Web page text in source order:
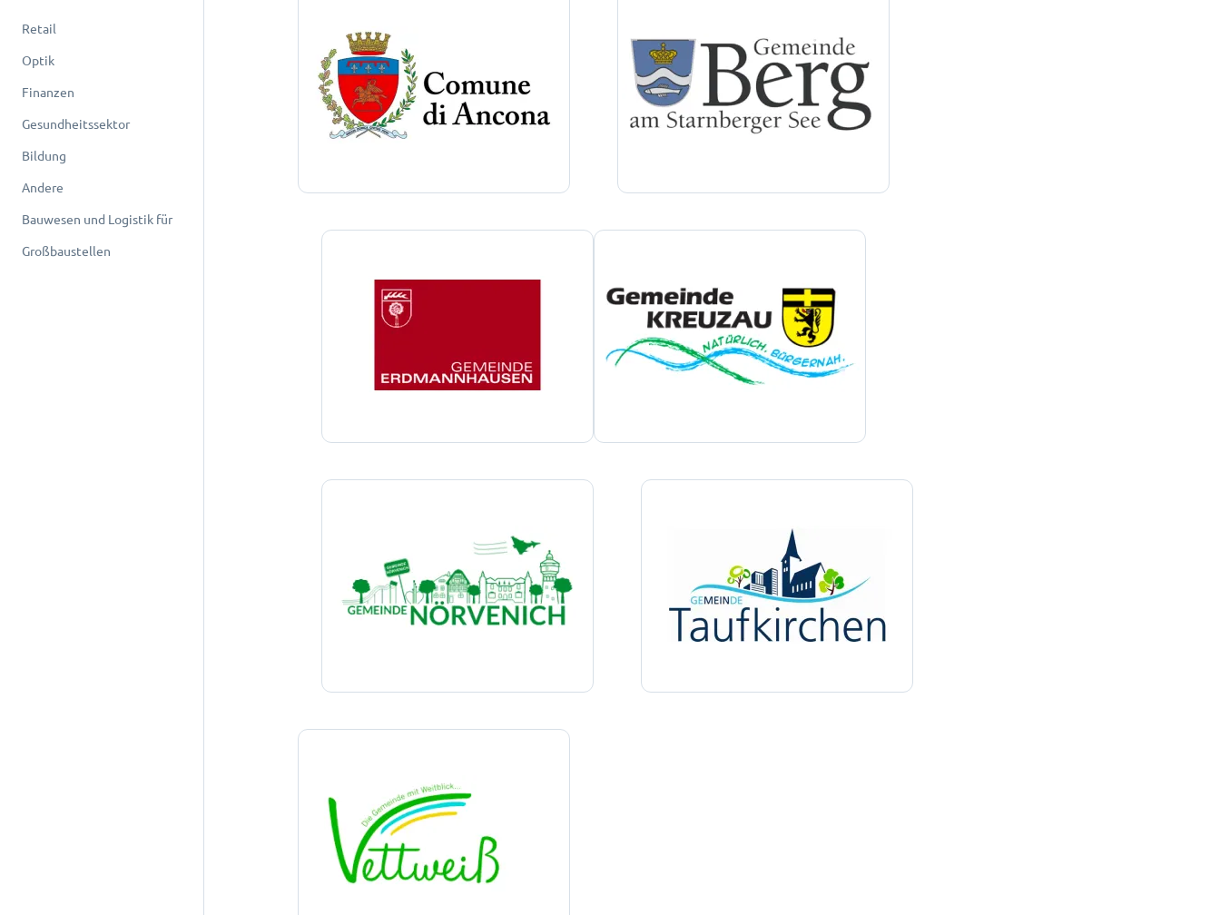
Retail
Optik
Finanzen
Gesundheitssektor
Bildung
Andere
Bauwesen und Logistik für
Großbaustellen